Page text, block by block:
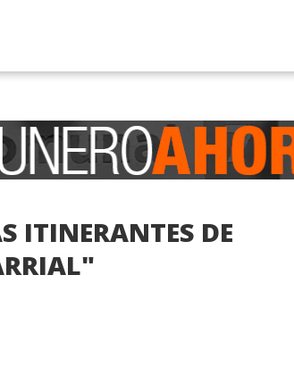
ITINERANTES DE